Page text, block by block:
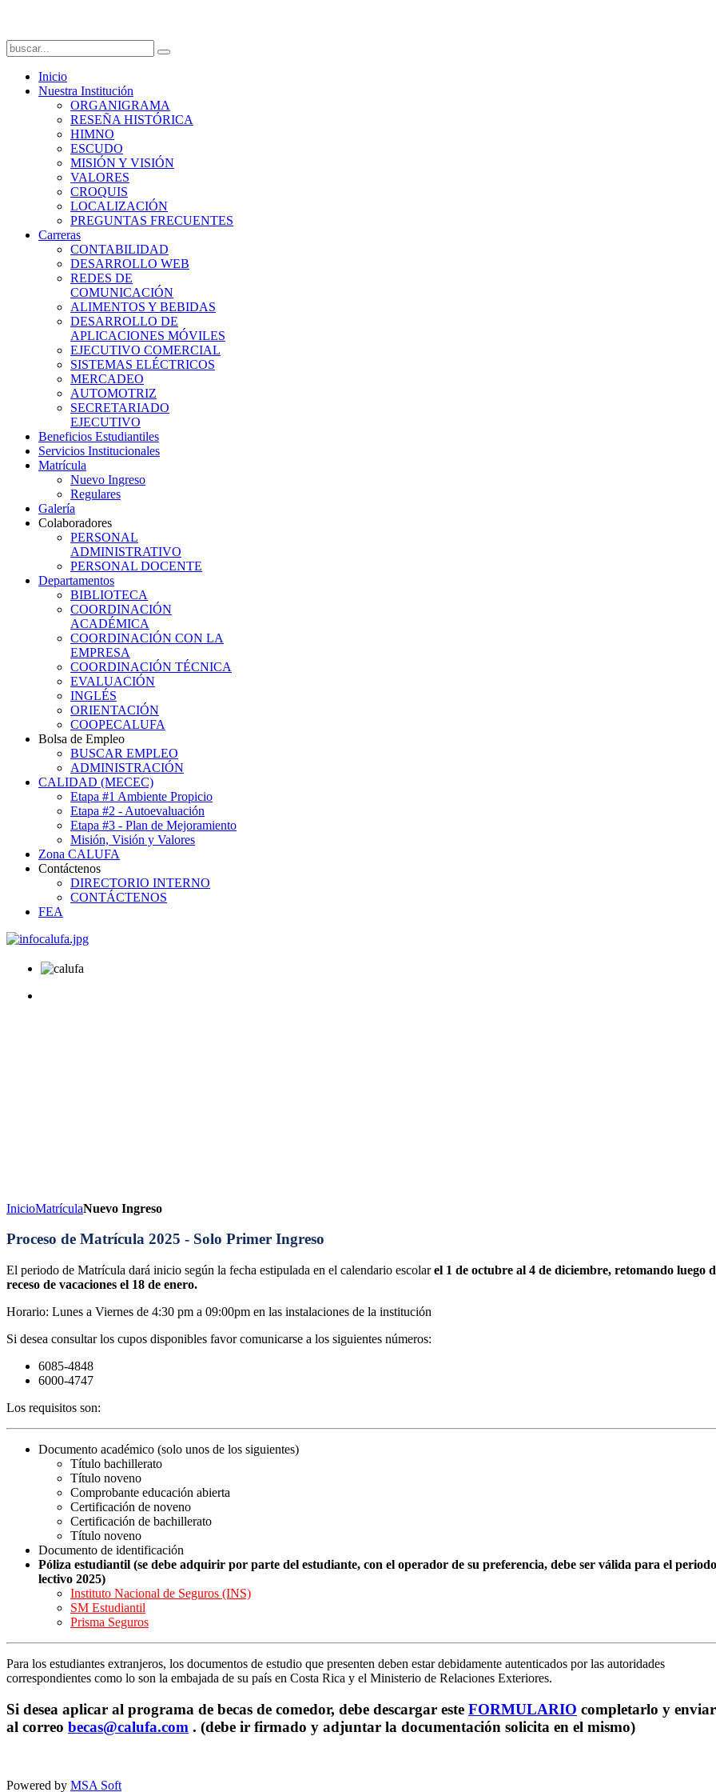
Inicio
Nuestra Institución
ORGANIGRAMA
RESEÑA HISTÓRICA
HIMNO
ESCUDO
MISIÓN Y VISIÓN
VALORES
CROQUIS
LOCALIZACIÓN
PREGUNTAS FRECUENTES
Carreras
CONTABILIDAD
DESARROLLO WEB
REDES DE
COMUNICACIÓN
ALIMENTOS Y BEBIDAS
DESARROLLO DE
APLICACIONES MÓVILES
EJECUTIVO COMERCIAL
SISTEMAS ELÉCTRICOS
MERCADEO
AUTOMOTRIZ
SECRETARIADO
EJECUTIVO
Beneficios Estudiantiles
Servicios Institucionales
Matrícula
Nuevo Ingreso
Regulares
Galería
Colaboradores
PERSONAL
ADMINISTRATIVO
PERSONAL DOCENTE
Departamentos
BIBLIOTECA
COORDINACIÓN
ACADÉMICA
COORDINACIÓN CON LA
EMPRESA
COORDINACIÓN TÉCNICA
EVALUACIÓN
INGLÉS
ORIENTACIÓN
COOPECALUFA
Bolsa de Empleo
BUSCAR EMPLEO
ADMINISTRACIÓN
CALIDAD (MECEC)
Etapa #1 Ambiente Propicio
Etapa #2 - Autoevaluación
Etapa #3 - Plan de Mejoramiento
Misión, Visión y Valores
Zona CALUFA
Contáctenos
DIRECTORIO INTERNO
CONTÁCTENOS
FEA
InicioMatrículaNuevo Ingreso
Proceso de Matrícula 2025 - Solo Primer Ingreso
El periodo de Matrícula dará inicio según la fecha estipulada en el calendario escolarel 1 de octubre al 4 de diciembre, retomando luego
receso de vacaciones el 18 de enero.
Horario: Lunes a Viernes de 4:30 pm a 09:00pm en las instalaciones de la institución
Si desea consultar los cupos disponibles favor comunicarse a los siguientes números:
6085-4848
6000-4747
Los requisitos son:
Documento académico (solo unos de los siguientes)
Título bachillerato
Título noveno
Comprobante educación abierta
Certificación de noveno
Certificación de bachillerato
Título noveno
Documento de identificación
Póliza estudiantil (se debe adquirir por parte del estudiante, con el operador de su preferencia, debe ser válida para el periodo
lectivo 2025)
Instituto Nacional de Seguros (INS)
SM Estudiantil
Prisma Seguros
Para los estudiantes extranjeros, los documentos de estudio que presenten deben estar debidamente autenticados por las autoridades
correspondientes como lo son la embajada de su país en Costa Rica y el Ministerio de Relaciones Exteriores.
Si desea aplicar al programa de becas de comedor, debe descargar este FORMULARIO completarlo y
al correo becas@calufa.com . (debe ir firmado y adjuntar la documentación solicita en el mismo)
Powered by MSA Soft